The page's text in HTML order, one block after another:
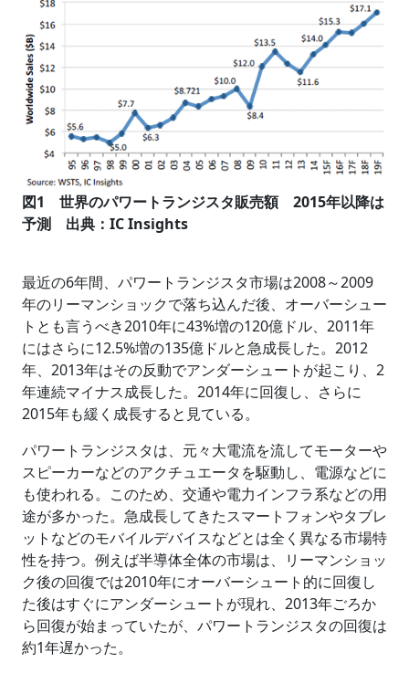
図1 世界のパワートランジスタ販売額 2015年以降は
予測 出典：IC Insights
最近の6年間、パワートランジスタ市場は2008～2009
年のリーマンショックで落ち込んだ後、オーバーシュー
トとも言うべき2010年に43%増の120億ドル、2011年
にはさらに12.5%増の135億ドルと急成長した。2012
年、2013年はその反動でアンダーシュートが起こり、2
年連続マイナス成長した。2014年に回復し、さらに
2015年も緩く成長すると見ている。
パワートランジスタは、元々大電流を流してモーターや
スピーカーなどのアクチュエータを駆動し、電源などに
も使われる。このため、交通や電力インフラ系などの用
途が多かった。急成長してきたスマートフォンやタブレ
ットなどのモバイルデバイスなどとは全く異なる市場特
性を持つ。例えば半導体全体の市場は、リーマンショッ
ク後の回復では2010年にオーバーシュート的に回復し
た後はすぐにアンダーシュートが現れ、2013年ごろか
ら回復が始まっていたが、パワートランジスタの回復は
約1年遅かった。